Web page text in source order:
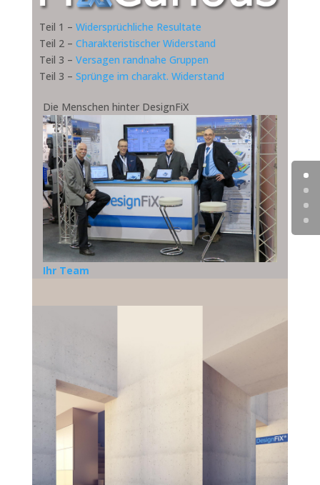
Teil 1 – Widersprüchliche Resultate
Teil 2 – Charakteristischer Widerstand
Teil 3 – Versagen randnahe Gruppen
Teil 3 – Sprünge im charakt. Widerstand
Die Menschen hinter DesignFiX
Ihr Team